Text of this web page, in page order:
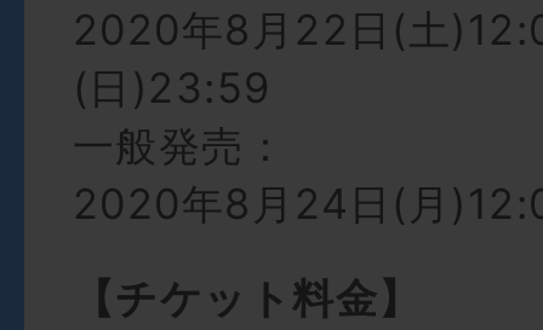
2020年8月22日(土
(日)23:59
一般発売：
2020年8月24日(月
【チケット料金】